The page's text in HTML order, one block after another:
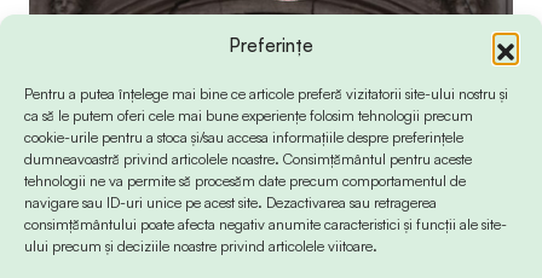
Preferințe
Pentru a putea înțelege mai bine ce articole preferă vizitatorii site-ului nostru și
ca să le putem oferi cele mai bune experiențe folosim tehnologii precum
cookie-urile pentru a stoca și/sau accesa informațiile despre preferințele
dumneavoastră privind articolele noastre. Consimțământul pentru aceste
tehnologii ne va permite să procesăm date precum comportamentul de
navigare sau ID-uri unice pe acest site. Dezactivarea sau retragerea
consimțământului poate afecta negativ anumite caracteristici și funcții ale site-
ului precum și deciziile noastre privind articolele viitoare.